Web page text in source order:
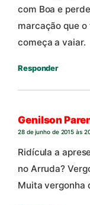
com Boa e
marcação que
começa a vaiar.
Responder
Genilson
28 de junho de 2015 às
Ridícula a
no Arruda?
Muita vergonha